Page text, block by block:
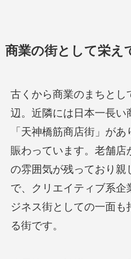
商業の街として栄え
古くから商業のまちとし
辺。近隣には日本一長い
「天神橋筋商店街」が
賑わっています。老舗店
の雰囲気が残っており親
で、クリエイティブ系
ジネス街としての一面
る街です。